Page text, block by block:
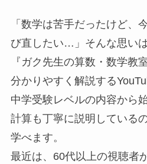
「数学は苦手だったけど、
び直したい…」そんな思い
『ガク先生の算数・数学教
分かりやすく解説する
中学受験レベルの内容から
計算も丁寧に説明している
学べます。
最近は、60代以上の視聴者